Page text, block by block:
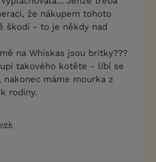
že nákupem tohoto
škodí - to je někdy nad
na Whiskas jsou britky???
takového kotěte - líbí se
máme mourka z
rodiny.